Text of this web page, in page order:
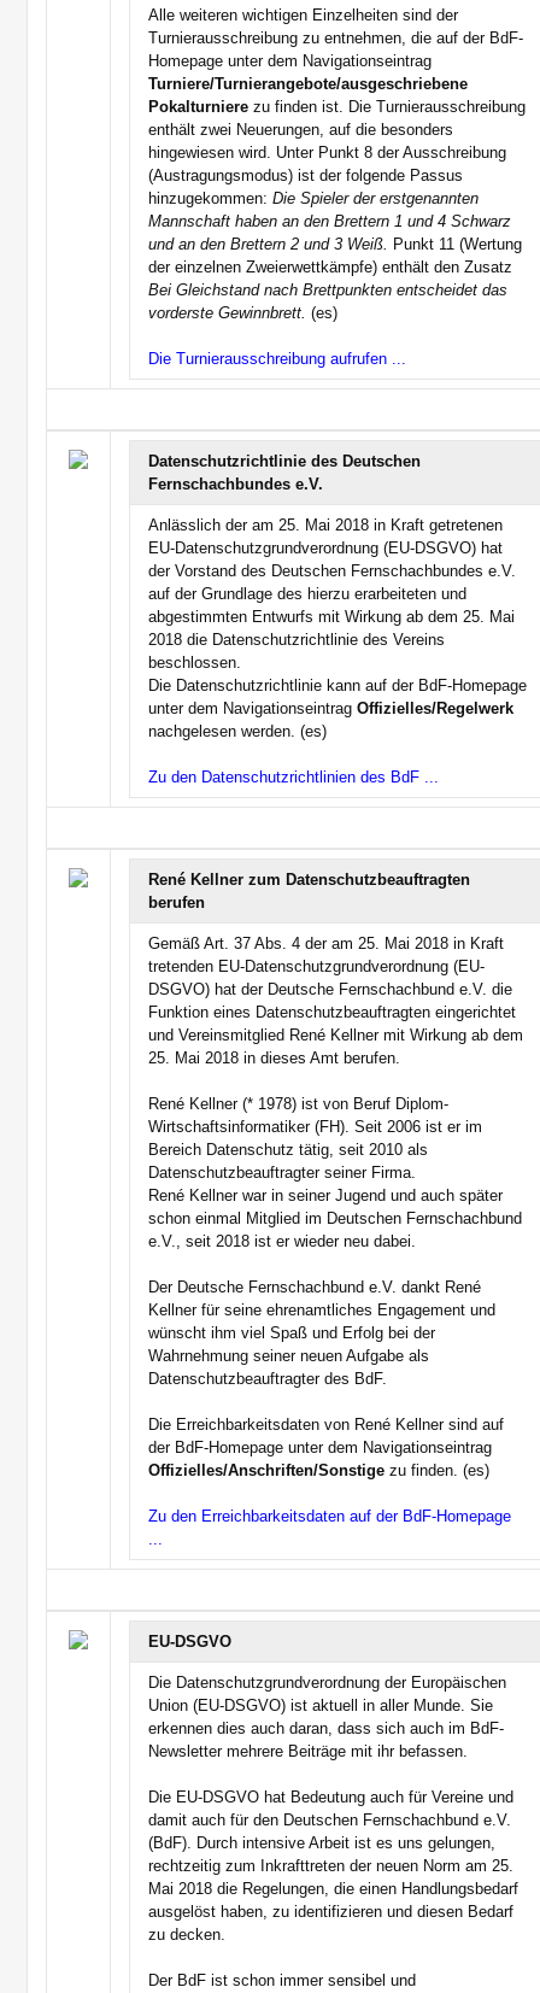
Alle weiteren wichtigen Einzelheiten sind der
Turnierausschreibung zu entnehmen, die auf der BdF-
Homepage unter dem Navigationseintrag
Turniere/Turnierangebote/ausgeschriebene
Pokalturniere zu finden ist. Die Turnierausschreibung
enthält zwei Neuerungen, auf die besonders
hingewiesen wird. Unter Punkt 8 der Ausschreibung
(Austragungsmodus) ist der folgende Passus
hinzugekommen:Die Spieler der erstgenannten
Mannschaft haben an den Brettern 1 und 4 Schwarz
und an den Brettern 2 und 3 Weiß. Punkt 11 (Wertung
der einzelnen Zweierwettkämpfe) enthält den Zusatz
Bei Gleichstand nach Brettpunkten entscheidet das
vorderste Gewinnbrett.(es)
Die Turnierausschreibung aufrufen ...
Datenschutzrichtlinie des Deutschen
Fernschachbundes e.V.
Anlässlich der am 25. Mai 2018 in Kraft getretenen
EU-Datenschutzgrundverordnung (EU-DSGVO) hat
der Vorstand des Deutschen Fernschachbundes e.V.
auf der Grundlage des hierzu erarbeiteten und
abgestimmten Entwurfs mit Wirkung ab dem 25. Mai
2018 die Datenschutzrichtlinie des Vereins
beschlossen.
Die Datenschutzrichtlinie kann auf der BdF-Homepage
unter dem NavigationseintragOffizielles/Regelwerk
nachgelesen werden. (es)
Zu den Datenschutzrichtlinien des BdF ...
René Kellner zum Datenschutzbeauftragten
berufen
Gemäß Art. 37 Abs. 4 der am 25. Mai 2018 in Kraft
tretenden EU-Datenschutzgrundverordnung (EU-
DSGVO) hat der Deutsche Fernschachbund e.V. die
Funktion eines Datenschutzbeauftragten eingerichtet
und Vereinsmitglied René Kellner mit Wirkung ab dem
25. Mai 2018 in dieses Amt berufen.
René Kellner (* 1978) ist von Beruf Diplom-
Wirtschaftsinformatiker (FH). Seit 2006 ist er im
Bereich Datenschutz tätig, seit 2010 als
Datenschutzbeauftragter seiner Firma.
René Kellner war in seiner Jugend und auch später
schon einmal Mitglied im Deutschen Fernschachbund
e.V., seit 2018 ist er wieder neu dabei.
Der Deutsche Fernschachbund e.V. dankt René
Kellner für seine ehrenamtliches Engagement und
wünscht ihm viel Spaß und Erfolg bei der
Wahrnehmung seiner neuen Aufgabe als
Datenschutzbeauftragter des BdF.
Die Erreichbarkeitsdaten von René Kellner sind auf
der BdF-Homepage unter dem Navigationseintrag
Offizielles/Anschriften/Sonstige zu finden. (es)
Zu den Erreichbarkeitsdaten auf der BdF-Homepage
...
EU-DSGVO
Die Datenschutzgrundverordnung der Europäischen
Union (EU-DSGVO) ist aktuell in aller Munde. Sie
erkennen dies auch daran, dass sich auch im BdF-
Newsletter mehrere Beiträge mit ihr befassen.
Die EU-DSGVO hat Bedeutung auch für Vereine und
damit auch für den Deutschen Fernschachbund e.V.
(BdF). Durch intensive Arbeit ist es uns gelungen,
rechtzeitig zum Inkrafttreten der neuen Norm am 25.
Mai 2018 die Regelungen, die einen Handlungsbedarf
ausgelöst haben, zu identifizieren und diesen Bedarf
zu decken.
Der BdF ist schon immer sensibel und